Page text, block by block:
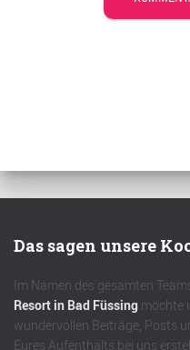
Das sagen unsere
Im Namen des gesamten
Resort in Bad Füssing möchte
wundervollen Beiträge, Posts
Eures Aufenthalts bei uns